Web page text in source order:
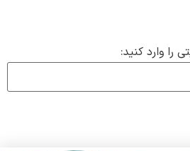
را وارد کنید: